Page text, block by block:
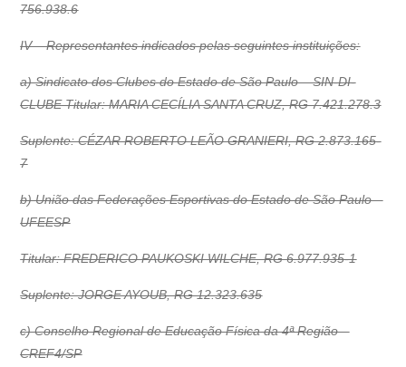
756.938.6
IV – Representantes indicados pelas seguintes instituições:
a) Sindicato dos Clubes do Estado de São Paulo – SIN-DI-
CLUBE Titular: MARIA CECÍLIA SANTA CRUZ, RG 7.421.278.3
Suplente: CÉZAR ROBERTO LEÃO GRANIERI, RG 2.873.165-
7
b) União das Federações Esportivas do Estado de São Paulo –
UFEESP
Titular: FREDERICO PAUKOSKI WILCHE, RG 6.977.935-1
Suplente: JORGE AYOUB, RG 12.323.635
c) Conselho Regional de Educação Física da 4ª Região –
CREF4/SP